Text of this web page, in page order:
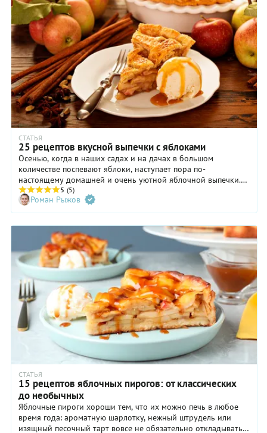
СТАТЬЯ
25 рецептов вкусной выпечки с яблоками
Осенью, когда в наших садах и на дачах в большом
количестве поспевают яблоки, наступает пора по-
настоящему домашней и очень уютной яблочной выпечки.
Во всем мире люди пекут шарлотки, штрудели, пирожки,
яблочные паи... Это вполне закономерно, ведь яблоки
распространены повсеместно, продаются в каждом магазине
и вполне бюджетны. Давайте разберемся, что можно
приготовить из свежих осенних яблок.
5 (5)
Роман Рыжов
СТАТЬЯ
15 рецептов яблочных пирогов: от классических
до необычных
Яблочные пироги хороши тем, что их можно печь в любое
время года: ароматную шарлотку, нежный штрудель или
изящный песочный тарт вовсе не обязательно откладывать